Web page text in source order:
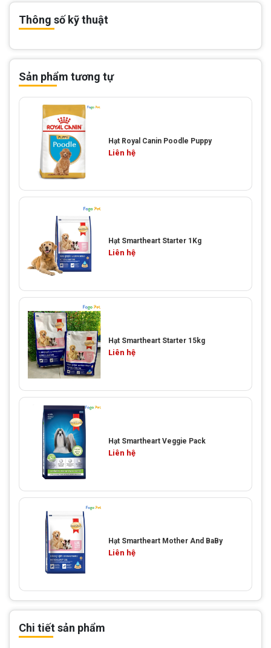
Chi tiết sản phẩm
Thông số kỹ thuật
Sản phẩm tương tự
Hạt Royal Canin Poodle Puppy
Liên hệ
Hạt Smartheart Starter 1Kg
Liên hệ
Hạt Smartheart Starter 15kg
Liên hệ
Hạt Smartheart Veggie Pack
Liên hệ
Hạt Smartheart Mother And BaBy
Liên hệ